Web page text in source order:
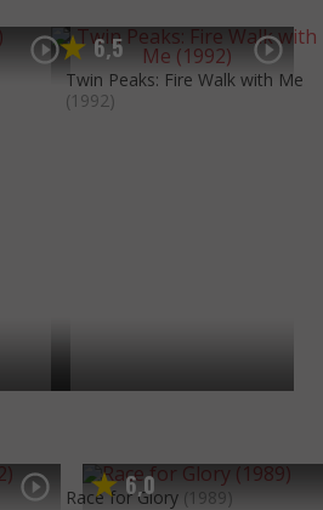
6,5
Twin Peaks: Fire Walk with Me
(1992)
6,0
Race for Glory (1989)